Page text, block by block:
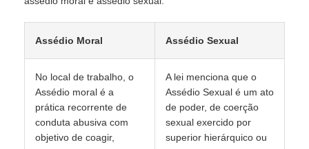
Assédio Moral Assédio Sexual
No local de trabalho, o
Assédio moral é a
prática recorrente de
conduta abusiva com
objetivo de coagir,
A lei menciona que o
Assédio Sexual é um ato
de poder, de coerção
sexual exercido por
superior hierárquico ou